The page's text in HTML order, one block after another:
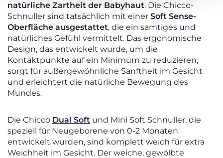
natürliche Zartheit der Babyhaut. Die Chicco-
Schnuller sind tatsächlich mit einer Soft Sense-
Oberfläche ausgestattet, die ein samtiges und
natürliches Gefühl vermittelt. Das ergonomische
Design, das entwickelt wurde, um die
Kontaktpunkte auf ein Minimum zu reduzieren,
sorgt für außergewöhnliche Sanftheit im Gesicht
und erleichtert die natürliche Bewegung des
Mundes.
Die Chicco Dual Soft und Mini Soft Schnuller, die
speziell für Neugeborene von 0-2 Monaten
entwickelt wurden, sind komplett weich für extra
Weichheit im Gesicht. Der weiche, gewölbte